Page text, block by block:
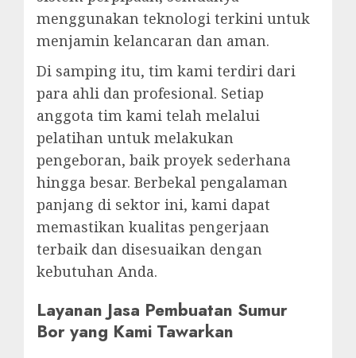
menggunakan teknologi terkini untuk
menjamin kelancaran dan aman.
Di samping itu, tim kami terdiri dari
para ahli dan profesional. Setiap
anggota tim kami telah melalui
pelatihan untuk melakukan
pengeboran, baik proyek sederhana
hingga besar. Berbekal pengalaman
panjang di sektor ini, kami dapat
memastikan kualitas pengerjaan
terbaik dan disesuaikan dengan
kebutuhan Anda.
Layanan Jasa Pembuatan Sumur
Bor yang Kami Tawarkan